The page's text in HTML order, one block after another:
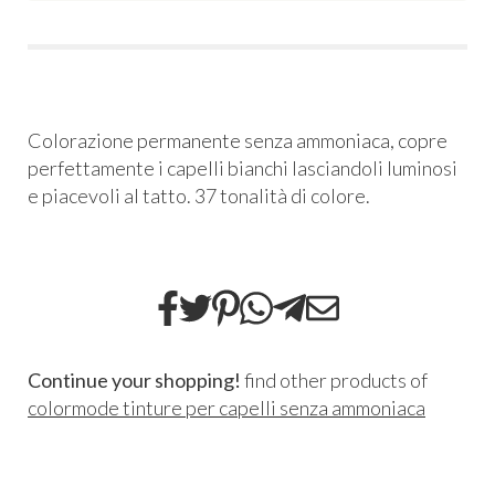
Colorazione permanente senza ammoniaca, copre
perfettamente i capelli bianchi lasciandoli luminosi
e piacevoli al tatto. 37 tonalità di colore.
Continue your shopping! find other products of
colormode tinture per capelli senza ammoniaca